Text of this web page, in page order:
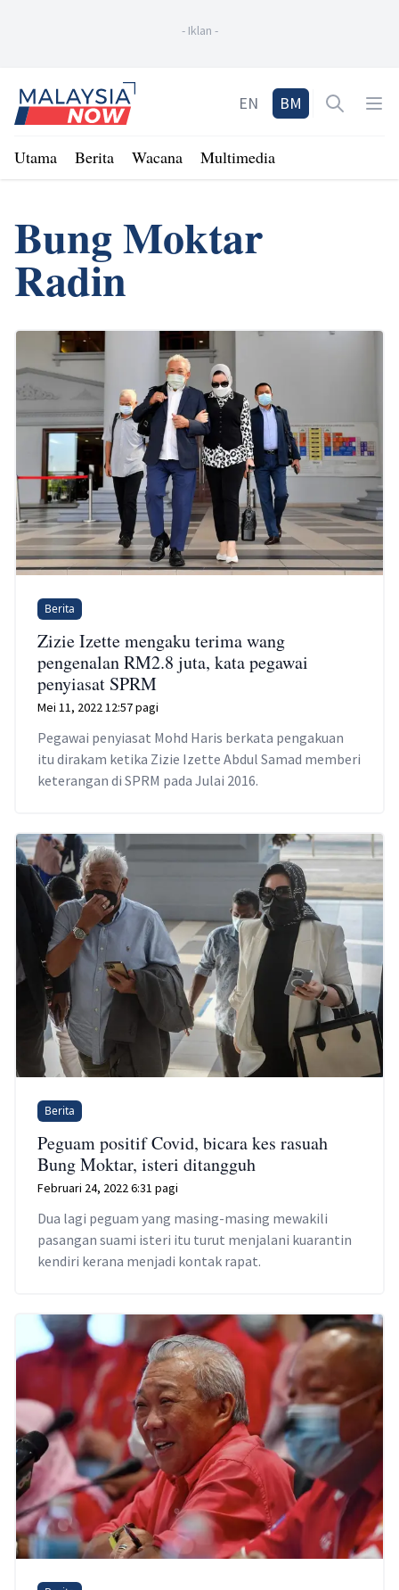
- Iklan -
Home
EN BM Open
Utama Berita Wacana Multimedia
Bung Moktar
Radin
Berita
Zizie Izette mengaku terima wang
pengenalan RM2.8 juta, kata pegawai
penyiasat SPRM
Mei 11, 2022 12:57 pagi
Pegawai penyiasat Mohd Haris berkata pengakuan
itu dirakam ketika Zizie Izette Abdul Samad memberi
keterangan di SPRM pada Julai 2016.
Berita
Peguam positif Covid, bicara kes rasuah
Bung Moktar, isteri ditangguh
Februari 24, 2022 6:31 pagi
Dua lagi peguam yang masing-masing mewakili
pasangan suami isteri itu turut menjalani kuarantin
kendiri kerana menjadi kontak rapat.